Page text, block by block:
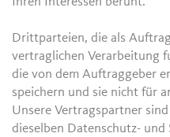
Drittparteien, die als
vertraglichen Verarbeitung
die von dem Auftraggeber
speichern und sie nicht für
Unsere Vertragspartner
dieselben Datenschutz- und